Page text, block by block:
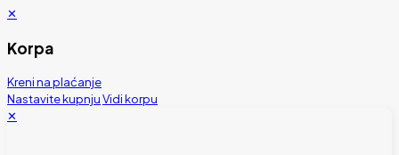
✕
Korpa
Kreni na plaćanje
Nastavite kupnjuVidi korpu
✕